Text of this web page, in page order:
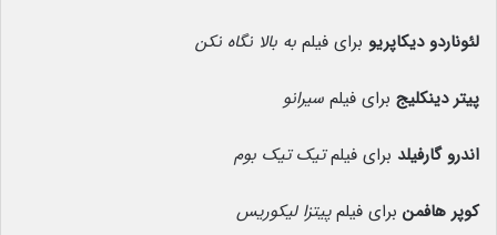
لئوناردو دیکاپریو برای فیلم به بالا نگاه نکن
پیتر دینکلیج برای فیلم سیرانو
اندرو گارفیلد برای فیلمتیک تیک بوم
کوپر هافمن برای فیلمپیتزا لیکوریس